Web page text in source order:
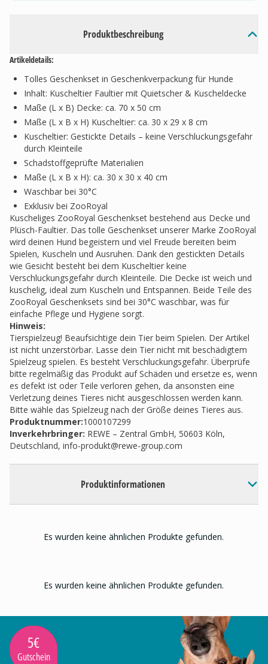
Produktbeschreibung
Artikeldetails:
Tolles Geschenkset in Geschenkverpackung für Hunde
Inhalt: Kuscheltier Faultier mit Quietscher & Kuscheldecke
Maße (L x B) Decke: ca. 70 x 50 cm
Maße (L x B x H) Kuscheltier: ca. 30 x 29 x 8 cm
Kuscheltier: Gestickte Details – keine Verschluckungsgefahr
durch Kleinteile
Schadstoffgeprüfte Materialien
Maße (L x B x H): ca. 30 x 30 x 40 cm
Waschbar bei 30°C
Exklusiv bei ZooRoyal
Kuscheliges ZooRoyal Geschenkset bestehend aus Decke und
Plüsch-Faultier. Das tolle Geschenkset unserer Marke ZooRoyal
wird deinen Hund begeistern und viel Freude bereiten beim
Spielen, Kuscheln und Ausruhen. Dank den gestickten Details
wie Gesicht besteht bei dem Kuscheltier keine
Verschluckungsgefahr durch Kleinteile. Die Decke ist weich und
kuschelig, ideal zum Kuscheln und Entspannen. Beide Teile des
ZooRoyal Geschenksets sind bei 30°C waschbar, was für
einfache Pflege und Hygiene sorgt.
Hinweis:
Tierspielzeug! Beaufsichtige dein Tier beim Spielen. Der Artikel
ist nicht unzerstörbar. Lasse dein Tier nicht mit beschädigtem
Spielzeug spielen. Es besteht Verschluckungsgefahr. Überprüfe
bitte regelmäßig das Produkt auf Schäden und ersetze es, wenn
es defekt ist oder Teile verloren gehen, da ansonsten eine
Verletzung deines Tieres nicht ausgeschlossen werden kann.
Bitte wähle das Spielzeug nach der Größe deines Tieres aus.
Produktnummer:1000107299
Inverkehrbringer: REWE – Zentral GmbH, 50603 Köln,
Deutschland, info-produkt@rewe-group.com
Produktinformationen
Es wurden keine ähnlichen Produkte gefunden.
Es wurden keine ähnlichen Produkte gefunden.
5€
Gutschein